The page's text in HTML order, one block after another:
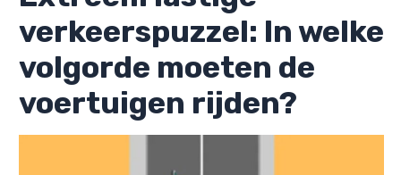
verkeerspuzzel: In welke
volgorde moeten de
voertuigen rijden?